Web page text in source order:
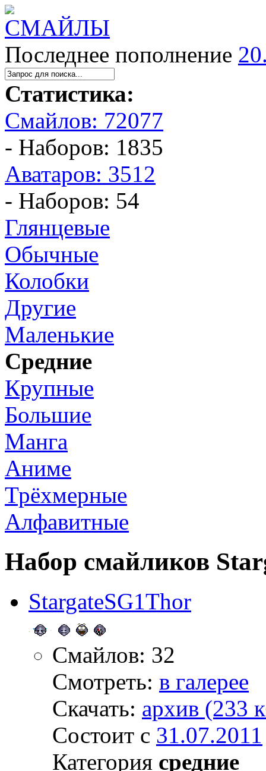
Последнее пополнение
Статистика:
Смайлов: 72077
- Наборов: 1835
Аватаров: 3512
- Наборов: 54
Глянцевые
Обычные
Колобки
Другие
Маленькие
Средние
Крупные
Большие
Манга
Аниме
Трёхмерные
Алфавитные
Набор смайликов
StargateSG1Thor
Смайлов: 32
Смотреть: в галерее
Скачать: архив (233
Состоит с 31.07.2011
Категория средние